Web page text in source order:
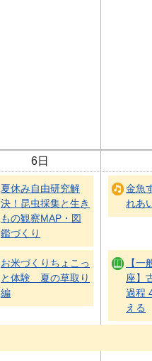
6日
夏休み自由研究解
決！昆虫採集と生き
もの観察MAP・図
鑑づくり
金魚
れあ
お米づくりちょこっ
と体験 夏の草取り
編
【一
座】
過程
える